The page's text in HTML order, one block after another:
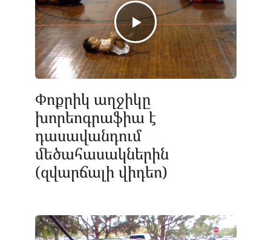
Փոքրիկ աղջիկը
խորեոգրաֆիա է
դասավանդում
մեծահասակներին
(զվարճալի վիդեո)